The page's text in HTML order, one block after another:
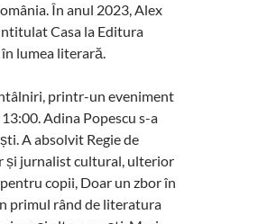
În anul 2023, Alex
Casa la Editura
lumea literară.
printr-un eveniment
Adina Popescu s-a
A absolvit Regie de
și jurnalist cultural, ulterior
copii, Doar un zbor în
primul rând de literatura